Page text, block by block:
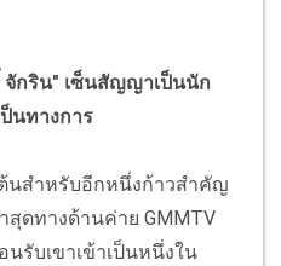
กริน" เซ็นสัญญาเป็นนัก
นทางการ
นสำหรับอีกหนึ่งก้าวสำคัญ
ดทางด้านค่าย GMMTV
รับเขาเข้าเป็นหนึ่งใน